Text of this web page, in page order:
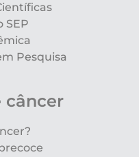
SEP
Pesquisa
câncer